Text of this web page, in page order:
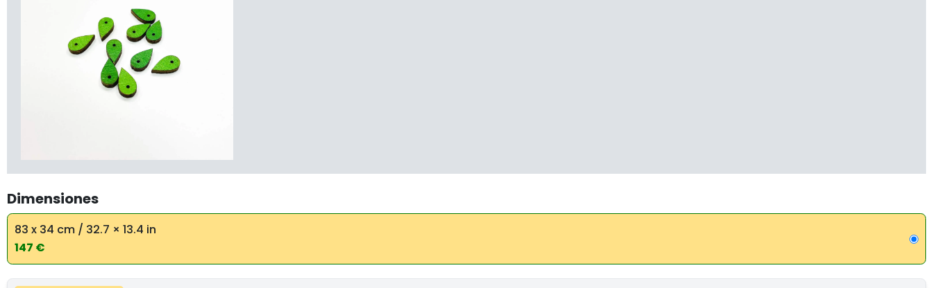
Dimensiones
83 x 34 cm / 32.7 × 13.4 in
147 €